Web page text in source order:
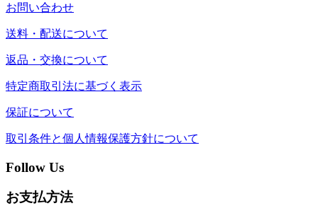
お問い合わせ
送料・配送について
返品・交換について
特定商取引法に基づく表示
保証について
取引条件と個人情報保護方針について
Follow Us
お支払方法